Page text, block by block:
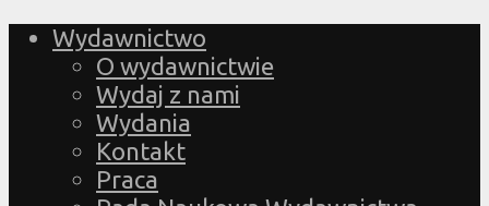
Wydawnictwo
O wydawnictwie
Wydaj z nami
Wydania
Kontakt
Praca